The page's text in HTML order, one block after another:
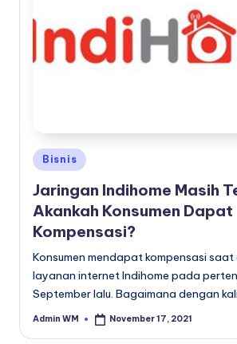
Posted
in
Bisnis
Jaringan Indihome Masih
Akankah Konsumen Dapat
Kompensasi?
Konsumen mendapat kompensasi
layanan internet Indihome pada
September lalu. Bagaimana dengan
Posted
Admin WM November 17, 2021